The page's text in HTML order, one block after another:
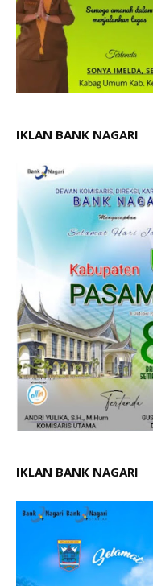
IKLAN BANK NAGARI
IKLAN BANK NAGARI